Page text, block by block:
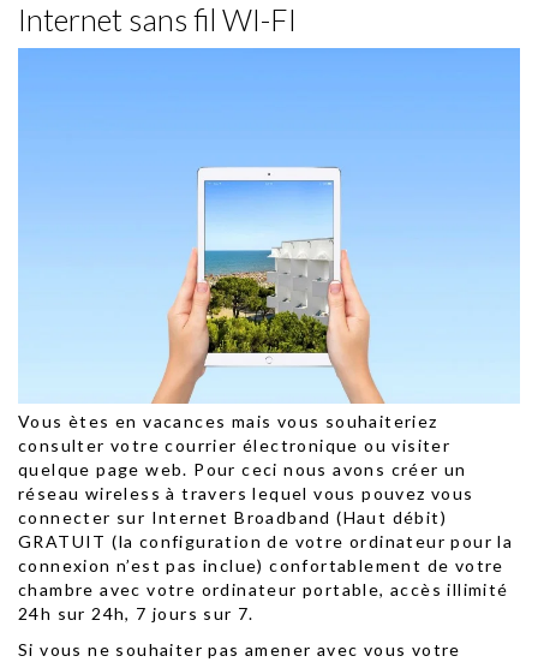
Internet sans fil WI-FI
Vous ètes en vacances mais vous souhaiteriez
consulter votre courrier électronique ou visiter
quelque page web. Pour ceci nous avons créer un
réseau wireless à travers lequel vous pouvez vous
connecter sur Internet Broadband (Haut débit)
GRATUIT (la configuration de votre ordinateur pour la
connexion n’est pas inclue) confortablement de votre
chambre avec votre ordinateur portable, accès illimité
24h sur 24h, 7 jours sur 7.
Si vous ne souhaiter pas amener avec vous votre